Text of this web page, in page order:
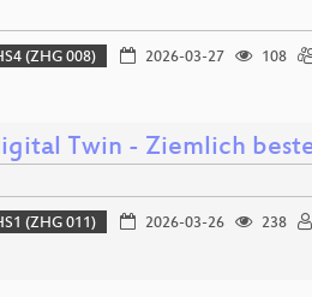
(ZHG 008) 2026-03-27 108
Twin - Ziemlich
(ZHG 011) 2026-03-26 238